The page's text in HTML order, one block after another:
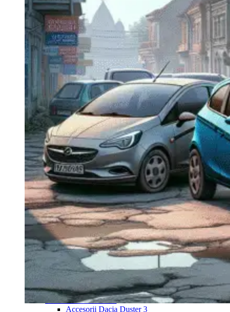
Navigație Ford Focus MK3
Navigație Ford Mondeo MK3
Navigație Ford Mondeo MK4
Navigație Ford Transit
Mercedes
Navigație Mercedes C Class W203
Navigație Mercedes C Class W204
Navigație Mercedes W203
Navigație Mercedes W204
Navigație Mercedes W211
Navigație Mercedes Sprinter
Passat
Navigație Passat B5
Navigație Passat B5 5
Navigație Passat B6
Navigație Passat B7
Navigație Passat B8
Navigație Passat CC
Skoda
Navigație Skoda Fabia 1
Navigație Skoda Fabia 2
Navigație Skoda Octavia 1
Navigație Skoda Octavia 2
Navigație Skoda Octavia 3
Navigație Skoda Rapid
Navigație Skoda Superb 1
Navigație Skoda Superb 2
Navigație Toyota Avensis T25
Portbagaj Plafon Auto
Sub 350 Litri
Peste 350 Litri
Peste 450 litri
Accesorii auto masina
Accesorii Dacia Duster 3